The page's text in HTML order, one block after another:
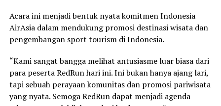
Acara ini menjadi bentuk nyata komitmen Indonesia
AirAsia dalam mendukung promosi destinasi wisata dan
pengembangan sport tourism di Indonesia.
“Kami sangat bangga melihat antusiasme luar biasa dari
para peserta RedRun hari ini. Ini bukan hanya ajang lari,
tapi sebuah perayaan komunitas dan promosi pariwisata
yang nyata. Semoga RedRun dapat menjadi agenda